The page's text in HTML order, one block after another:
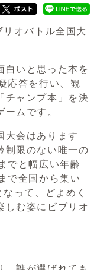
オバトル全国大
いと思った本を
応答を行い、観
チャンプ本」を決
ームです。
会はあります
制限のない唯一の
でと幅広い年齢
で全国から集い
って、どよめく
しむ姿にビブリオ